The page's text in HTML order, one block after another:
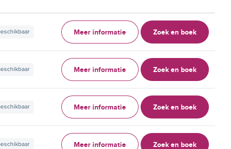
Meer informatie Zoek en boek
Meer informatie Zoek en boek
Meer informatie Zoek en boek
Meer informatie Zoek en boek